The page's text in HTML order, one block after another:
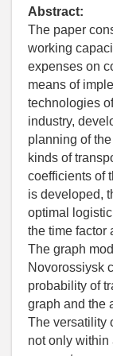
Abstract:
The paper
working
expenses on
means of
technologies
industry,
planning of
kinds of
coefficients of
is developed,
optimal
the time factor
The graph
Novorossiysk
probability of
graph and the
The versatility
not only within